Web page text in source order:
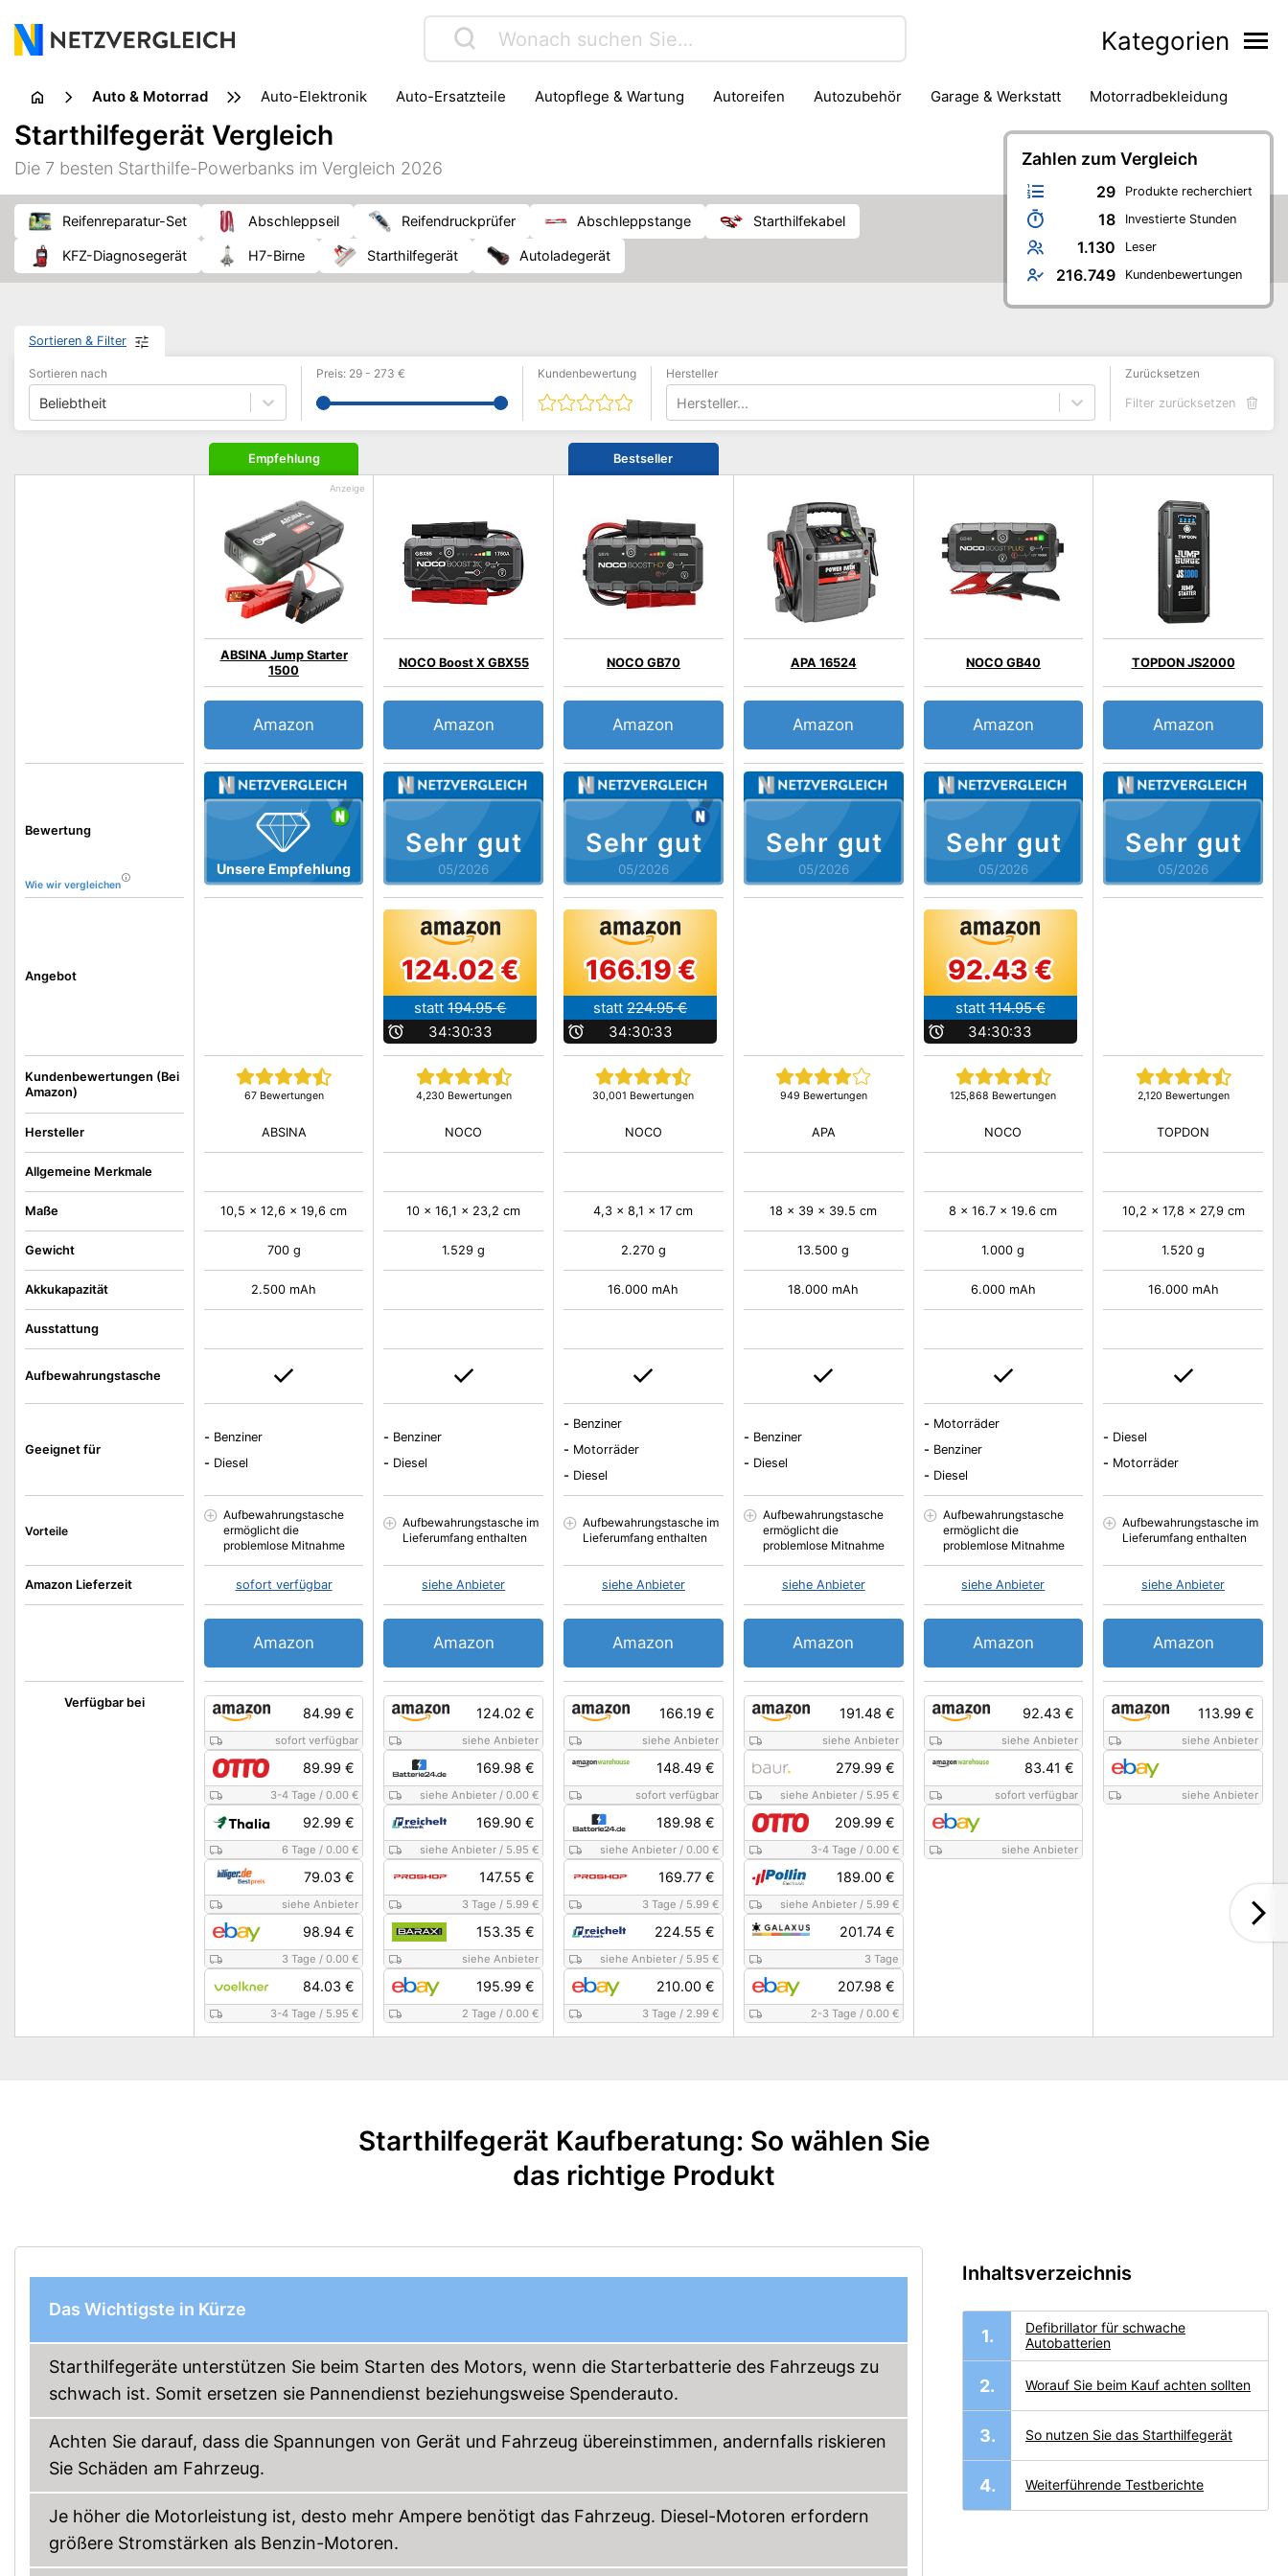
Kategorien
Auto & Motorrad Auto-Elektronik Auto-Ersatzteile Autopflege & Wartung Autoreifen Autozubehör Garage & Werkstatt
Motorradbekleidung
Pannenhilfe
Zahlen zum Vergleich
29 Produkte recherchiert
18 Investierte Stunden
1.130 Leser
216.749 Kundenbewertungen
Starthilfegerät Vergleich
Die 7 besten Starthilfe-Powerbanks im Vergleich 2026
Reifenreparatur-Set Abschleppseil Reifendruckprüfer Abschleppstange Starthilfekabel
KFZ-Diagnosegerät H7-Birne Starthilfegerät Autoladegerät
Sortieren & Filter
Sortieren nach
Beliebtheit
Preis: 29 - 273 € Kundenbewertung Hersteller
Hersteller...
Zurücksetzen
Filter zurücksetzen
Bewertung
Wie wir vergleichen
Kundenbewertungen (Bei
Amazon)
Angebot
Verfügbar bei
Hersteller
Allgemeine Merkmale
Maße
Gewicht
Akkukapazität
Ausstattung
Aufbewahrungstasche
Geeignet für
Vorteile
Amazon Lieferzeit
Empfehlung
Unsere Empfehlung
ABSINA Jump Starter
1500
67 Bewertungen
Amazon
84.99 €
sofort verfügbar
89.99 €
3-4 Tage /0.00 €
92.99 €
6 Tage /0.00 €
79.03 €
siehe Anbieter
98.94 €
3 Tage /0.00 €
84.03 €
3-4 Tage / 5.95 €
ABSINA
10,5 x 12,6 x 19,6 cm
700 g
2.500 mAh
- Benziner
- Diesel
Aufbewahrungstasche
ermöglicht die
problemlose Mitnahme
sofort verfügbar
Amazon
Sehr gut
05/2026
NOCO Boost X GBX55
4,230 Bewertungen
Amazon
124.02 €
statt 194.95 €
b 34:30:32
124.02 €
siehe Anbieter
169.98 €
siehe Anbieter /0.00 €
169.90 €
siehe Anbieter / 5.95 €
147.55 €
3 Tage / 5.99 €
153.35 €
siehe Anbieter
195.99 €
2 Tage /0.00 €
NOCO
10 x 16,1 x 23,2 cm
1.529 g
- Benziner
- Diesel
Aufbewahrungstasche im
Lieferumfang enthalten
siehe Anbieter
Amazon
Bestseller
Sehr gut
05/2026
NOCO GB70
30,001 Bewertungen
Amazon
166.19 €
statt 224.95 €
b 34:30:32
166.19 €
siehe Anbieter
148.49 €
sofort verfügbar
189.98 €
siehe Anbieter/ 0.00 €
169.77 €
3 Tage / 5.99 €
224.55 €
siehe Anbieter/ 5.95 €
210.00 €
3 Tage / 2.99 €
NOCO
4,3 x 8,1 x 17 cm
2.270 g
16.000 mAh
- Benziner
- Motorräder
- Diesel
Aufbewahrungstasche im
Lieferumfang enthalten
siehe Anbieter
Amazon
Sehr gut
05/2026
APA 16524
949 Bewertungen
Amazon
191.48 €
siehe Anbieter
279.99 €
siehe Anbieter/ 5.95 €
209.99 €
3-4 Tage / 0.00 €
189.00 €
siehe Anbieter/ 5.99 €
201.74 €
3 Tage
207.98 €
2-3 Tage / 0.00 €
APA
18 x 39 x 39.5 cm
13.500 g
18.000 mAh
- Benziner
- Diesel
Aufbewahrungstasche
ermöglicht die
problemlose Mitnahme
siehe Anbieter
Amazon
Sehr gut
05/2026
NOCO GB40
125,868 Bewertungen
Amazon
92.43 €
statt 114.95 €
b 34:30:32
92.43 €
siehe Anbieter
83.41 €
sofort verfügbar
siehe Anbieter
NOCO
8 x 16.7 x 19.6 cm
1.000 g
6.000 mAh
- Motorräder
- Benziner
- Diesel
Aufbewahrungstasche
ermöglicht die
problemlose Mitnahme
siehe Anbieter
Amazon
Sehr gut
05/2026
TOPDON JS2000
2,120 Bewertungen
Amazon
113.99 €
siehe Anbieter
siehe Anbieter
TOPDON
10,2 x 17,8 x 27,9 cm
1.520 g
16.000 mAh
- Diesel
- Motorräder
Aufbewahrungstasche im
Lieferumfang enthalten
siehe Anbieter
Amazon
Starthilfegerät Kaufberatung: So wählen Sie
das richtige Produkt
Das Wichtigste in Kürze
Starthilfegeräte unterstützen Sie beim Starten des Motors, wenn die Starterbatterie des Fahrzeugs zu
schwach ist. Somit ersetzen sie Pannendienst beziehungsweise Spenderauto.
Achten Sie darauf, dass die Spannungen von Gerät und Fahrzeug übereinstimmen, andernfalls riskieren
Sie Schäden am Fahrzeug.
Je höher die Motorleistung ist, desto mehr Ampere benötigt das Fahrzeug. Diesel-Motoren erfordern
größere Stromstärken als Benzin-Motoren.
Inhaltsverzeichnis
Defibrillator für schwache
Autobatterien
Worauf Sie beim Kauf achten sollten
So nutzen Sie das Starthilfegerät
Weiterführende Testberichte